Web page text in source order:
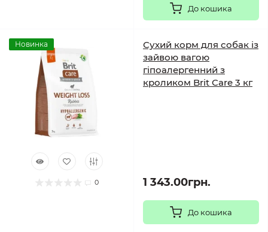
До кошика
Новинка
0
Сухий корм для собак із
зайвою вагою
гіпоалергенний з
кроликом Brit Care 3 кг
1 343.00грн.
До кошика